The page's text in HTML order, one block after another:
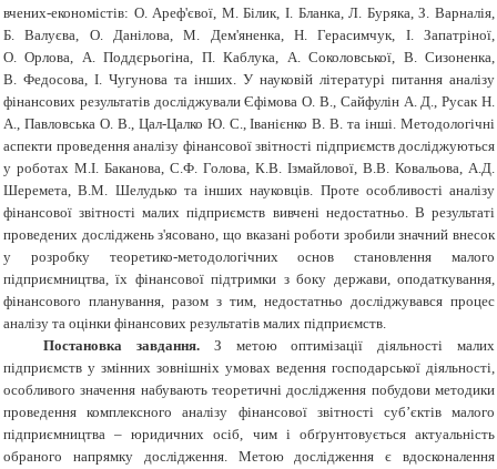
вчених-економістів: О. Ареф'євої, М. Білик, І. Бланка, Л. Буряка, З. Варналія,
Б. Валуєва, О. Данілова, М. Дем'яненка, Н. Герасимчук, І. Запатріної,
О. Орлова, А. Поддєрьогіна, П. Каблука, А. Соколовської, В. Сизоненка,
В. Федосова, І. Чугунова та інших. У науковій літературі питання аналізу
фінансових результатів досліджували Єфімова О. В., Сайфулін А. Д., Русак Н.
А., Павловська О. В., Цал-Цалко Ю. С., Іванієнко В. В. та інші. Методологічні
аспекти проведення аналізу фінансової звітності підприємств досліджуються
у роботах М.І. Баканова, С.Ф. Голова, К.В. Ізмайлової, В.В. Ковальова, А.Д.
Шеремета, В.М. Шелудько та інших науковців. Проте особливості аналізу
фінансової звітності малих підприємств вивчені недостатньо. В результаті
проведених досліджень з'ясовано, що вказані роботи зробили значний внесок
у розробку теоретико-методологічних основ становлення малого
підприємництва, їх фінансової підтримки з боку держави, оподаткування,
фінансового планування, разом з тим, недостатньо досліджувався процес
аналізу та оцінки фінансових результатів малих підприємств.
Постановка завдання. З метою оптимізації діяльності малих
підприємств у змінних зовнішніх умовах ведення господарської діяльності,
особливого значення набувають теоретичні дослідження побудови методики
проведення комплексного аналізу фінансової звітності суб’єктів малого
підприємництва – юридичних осіб, чим і обґрунтовується актуальність
обраного напрямку дослідження. Метою дослідження є вдосконалення